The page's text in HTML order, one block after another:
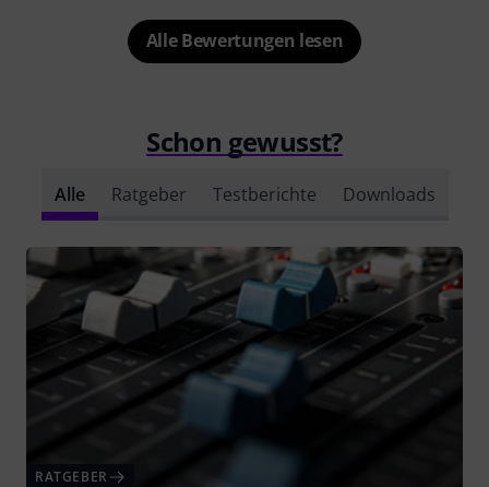
Alle Bewertungen lesen
Schon gewusst?
Alle Ratgeber Testberichte Downloads
RATGEBER